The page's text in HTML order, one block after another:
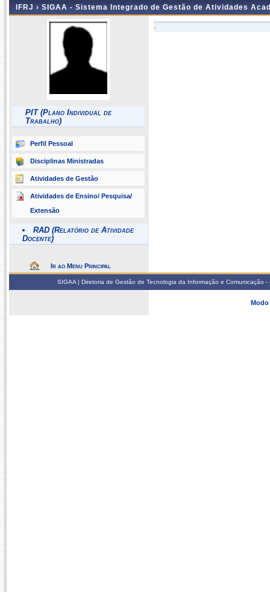
IFRJ › SIGAA - Sistema Integrado de Gestão de Atividades
PIT (Plano Individual de
Trabalho)
Perfil Pessoal
Disciplinas Ministradas
Atividades de Gestão
Atividades de Ensino/ Pesquisa/
Extensão
RAD (Relatório de Atividade
Docente)
Ir ao Menu Principal
-
SIGAA | Diretoria de Gestão de Tecnologia da Informação e
Modo